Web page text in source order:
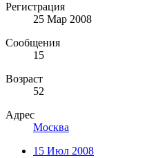
Регистрация
25 Мар 2008
Сообщения
15
Возраст
52
Адрес
Москва
15 Июл 2008